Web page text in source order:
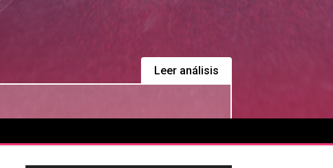
Leer análisis